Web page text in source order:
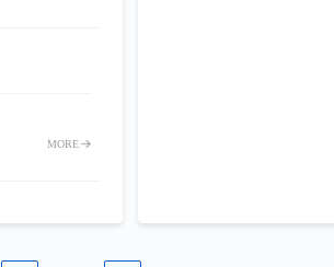
MORE